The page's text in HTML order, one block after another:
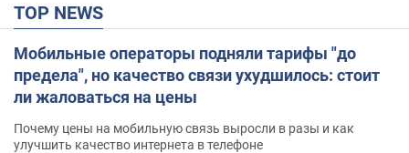
TOP NEWS
Мобильные операторы подняли тарифы "до
предела", но качество связи ухудшилось: стоит
ли жаловаться на цены
Почему цены на мобильную связь выросли в разы и как
улучшить качество интернета в телефоне